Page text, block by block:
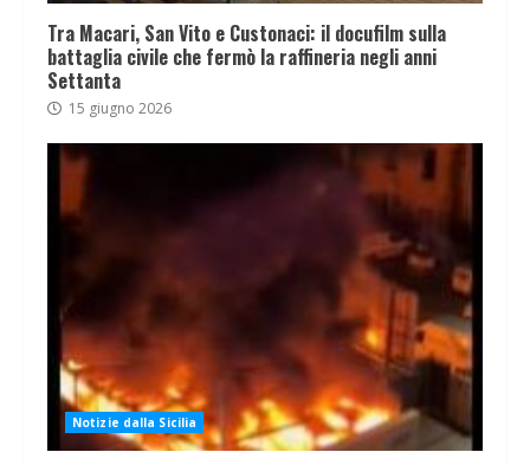
Tra Macari, San Vito e Custonaci: il docufilm sulla
battaglia civile che fermò la raffineria negli anni
Settanta
15 giugno 2026
Notizie dalla Sicilia